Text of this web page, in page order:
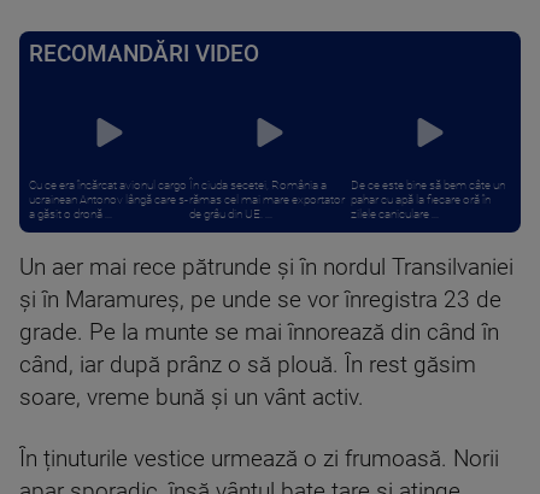
RECOMANDĂRI VIDEO
Cu ce era încărcat avionul cargo
ucrainean Antonov lângă care s-
a găsit o dronă ...
În ciuda secetei, România a
rămas cel mai mare exportator
de grâu din UE. ...
De ce este bine să bem câte un
pahar cu apă la fiecare oră în
zilele caniculare ...
Un aer mai rece pătrunde și în nordul Transilvaniei
și în Maramureș, pe unde se vor înregistra 23 de
grade. Pe la munte se mai înnorează din când în
când, iar după prânz o să plouă. În rest găsim
soare, vreme bună și un vânt activ.
În ținuturile vestice urmează o zi frumoasă. Norii